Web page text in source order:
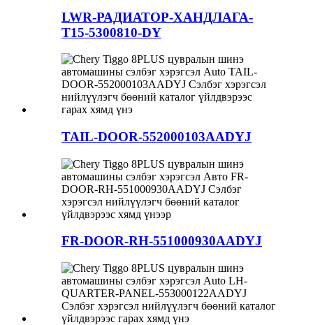
LWR-РАДИАТОР-ХАНДЛАГА-
T15-5300810-DY
TAIL-DOOR-552000103AADYJ
FR-DOOR-RH-551000930AADYJ